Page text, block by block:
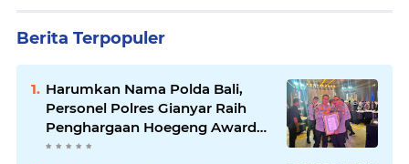
Berita Terpopuler
Harumkan Nama Polda Bali,
Personel Polres Gianyar Raih
Penghargaan Hoegeng Awards
2026